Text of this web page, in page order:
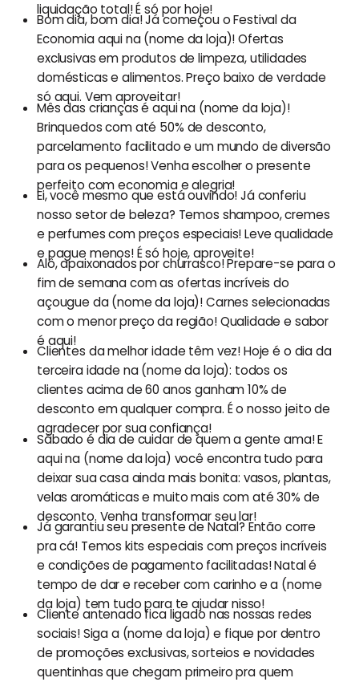
liquidação total! É só por hoje!
Bom dia, bom dia! Já começou o Festival da
Economia aqui na (nome da loja)! Ofertas
exclusivas em produtos de limpeza, utilidades
domésticas e alimentos. Preço baixo de verdade
só aqui. Vem aproveitar!
Mês das crianças é aqui na (nome da loja)!
Brinquedos com até 50% de desconto,
parcelamento facilitado e um mundo de diversão
para os pequenos! Venha escolher o presente
perfeito com economia e alegria!
Ei, você mesmo que está ouvindo! Já conferiu
nosso setor de beleza? Temos shampoo, cremes
e perfumes com preços especiais! Leve qualidade
e pague menos! É só hoje, aproveite!
Alô, apaixonados por churrasco! Prepare-se para o
fim de semana com as ofertas incríveis do
açougue da (nome da loja)! Carnes selecionadas
com o menor preço da região! Qualidade e sabor
é aqui!
Clientes da melhor idade têm vez! Hoje é o dia da
terceira idade na (nome da loja): todos os
clientes acima de 60 anos ganham 10% de
desconto em qualquer compra. É o nosso jeito de
agradecer por sua confiança!
Sábado é dia de cuidar de quem a gente ama! E
aqui na (nome da loja) você encontra tudo para
deixar sua casa ainda mais bonita: vasos, plantas,
velas aromáticas e muito mais com até 30% de
desconto. Venha transformar seu lar!
Já garantiu seu presente de Natal? Então corre
pra cá! Temos kits especiais com preços incríveis
e condições de pagamento facilitadas! Natal é
tempo de dar e receber com carinho e a (nome
da loja) tem tudo para te ajudar nisso!
Cliente antenado fica ligado nas nossas redes
sociais! Siga a (nome da loja) e fique por dentro
de promoções exclusivas, sorteios e novidades
quentinhas que chegam primeiro pra quem